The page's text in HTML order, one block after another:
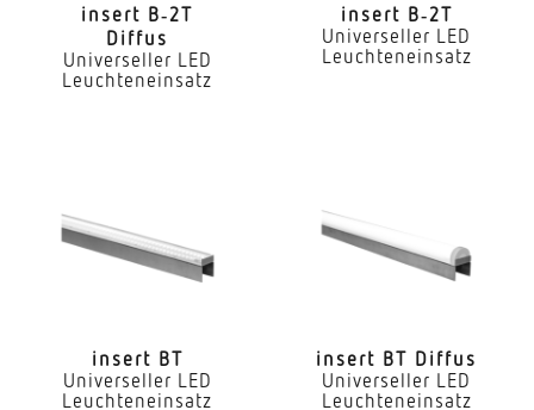
Farbtemperatur
4000 K
Geeignet für Lichtbandkonfiguration
Leuchtmittel
insert B‑2T
Diffus
Universeller LED
Leuchteneinsatz
insert B‑2T
Universeller LED
Leuchteneinsatz
insert BT
Universeller LED
Leuchteneinsatz
insert BT Diffus
Universeller LED
Leuchteneinsatz